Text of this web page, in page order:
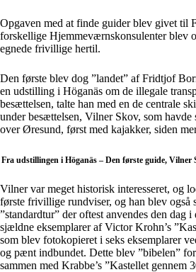
Opgaven med at finde guider blev givet til
forskellige Hjemmeværnskonsulenter blev
egnede frivillige hertil.
Den første blev dog ”landet” af Fridtjof
en udstilling i Höganäs om de illegale
besættelsen, talte han med en de centrale
under besættelsen, Vilner Skov, som havde
over Øresund, først med kajakker, siden
Fra udstillingen i Höganäs – Den første guide,
Vilner var meget historisk interesseret, og
første frivillige rundviser, og han blev også
”standardtur” der oftest anvendes den dag
sjældne eksemplarer af Victor Krohn’s
som blev fotokopieret i seks eksemplarer
og pænt indbundet. Dette blev ”bibelen”
sammen med Krabbe’s ”Kastellet gennem